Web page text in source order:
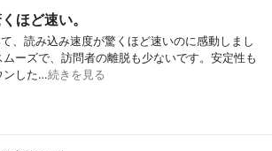
ほど速い。
、読み込み速度が驚くほど速いのに感動しまし
ーズで、訪問者の離脱も少ないです。安定性も
ンした…続きを見る